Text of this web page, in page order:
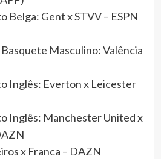
Belga: Gent x STVV – ESPN
Masculino: Valência
Inglês: Everton x Leicester
Inglês: Manchester United x
x Franca – DAZN